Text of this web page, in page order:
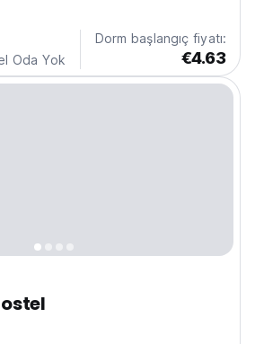
(Auto-translated from
Oda Yok
Dorm başlangıç fiyatı:
€4.63